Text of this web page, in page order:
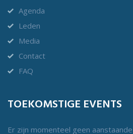
Agenda
Leden
Media
Contact
FAQ
TOEKOMSTIGE EVENTS
Er zijn momenteel geen